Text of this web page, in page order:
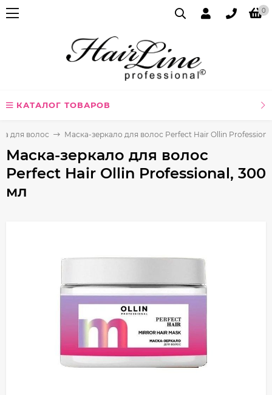
0
КАТАЛОГ ТОВАРОВ
для волос Маска-зеркало для волос Perfect Hair Ollin
Маска-зеркало для волос
Perfect Hair Ollin Professional, 300
мл